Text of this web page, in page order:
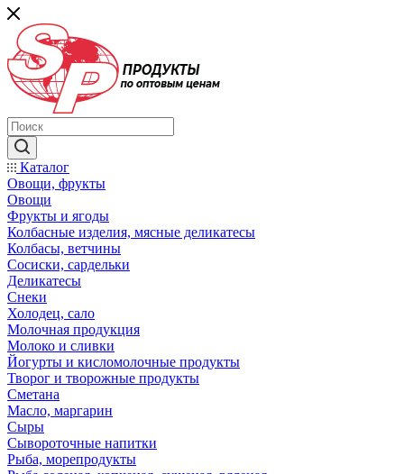
Каталог
Овощи, фрукты
Овощи
Фрукты и ягоды
Колбасные изделия, мясные деликатесы
Колбасы, ветчины
Сосиски, сардельки
Деликатесы
Снеки
Холодец, сало
Молочная продукция
Молоко и сливки
Йогурты и кисломолочные продукты
Творог и творожные продукты
Сметана
Масло, маргарин
Сыры
Сывороточные напитки
Рыба, морепродукты